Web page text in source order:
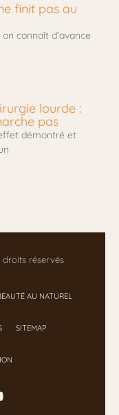
finit pas au
connaît d’avance
lourde :
pas
démontré et
droits réservés
AU NATUREL
SITEMAP